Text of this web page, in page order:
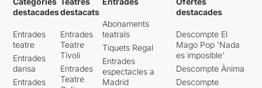
destacades
Entrades
teatre
Entrades
dansa
Entrades
destacats
Entrades
Teatre
Tívoli
Entrades
Teatre
Abonaments
teatrals
Tiquets Regal
Entrades
espectacles a
Madrid
destacades
Descompte El
Mago Pop 'Nada
es imposible'
Descompte Ànima
Descompte